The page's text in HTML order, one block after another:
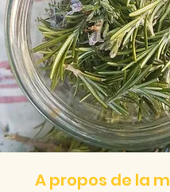
A propos de la